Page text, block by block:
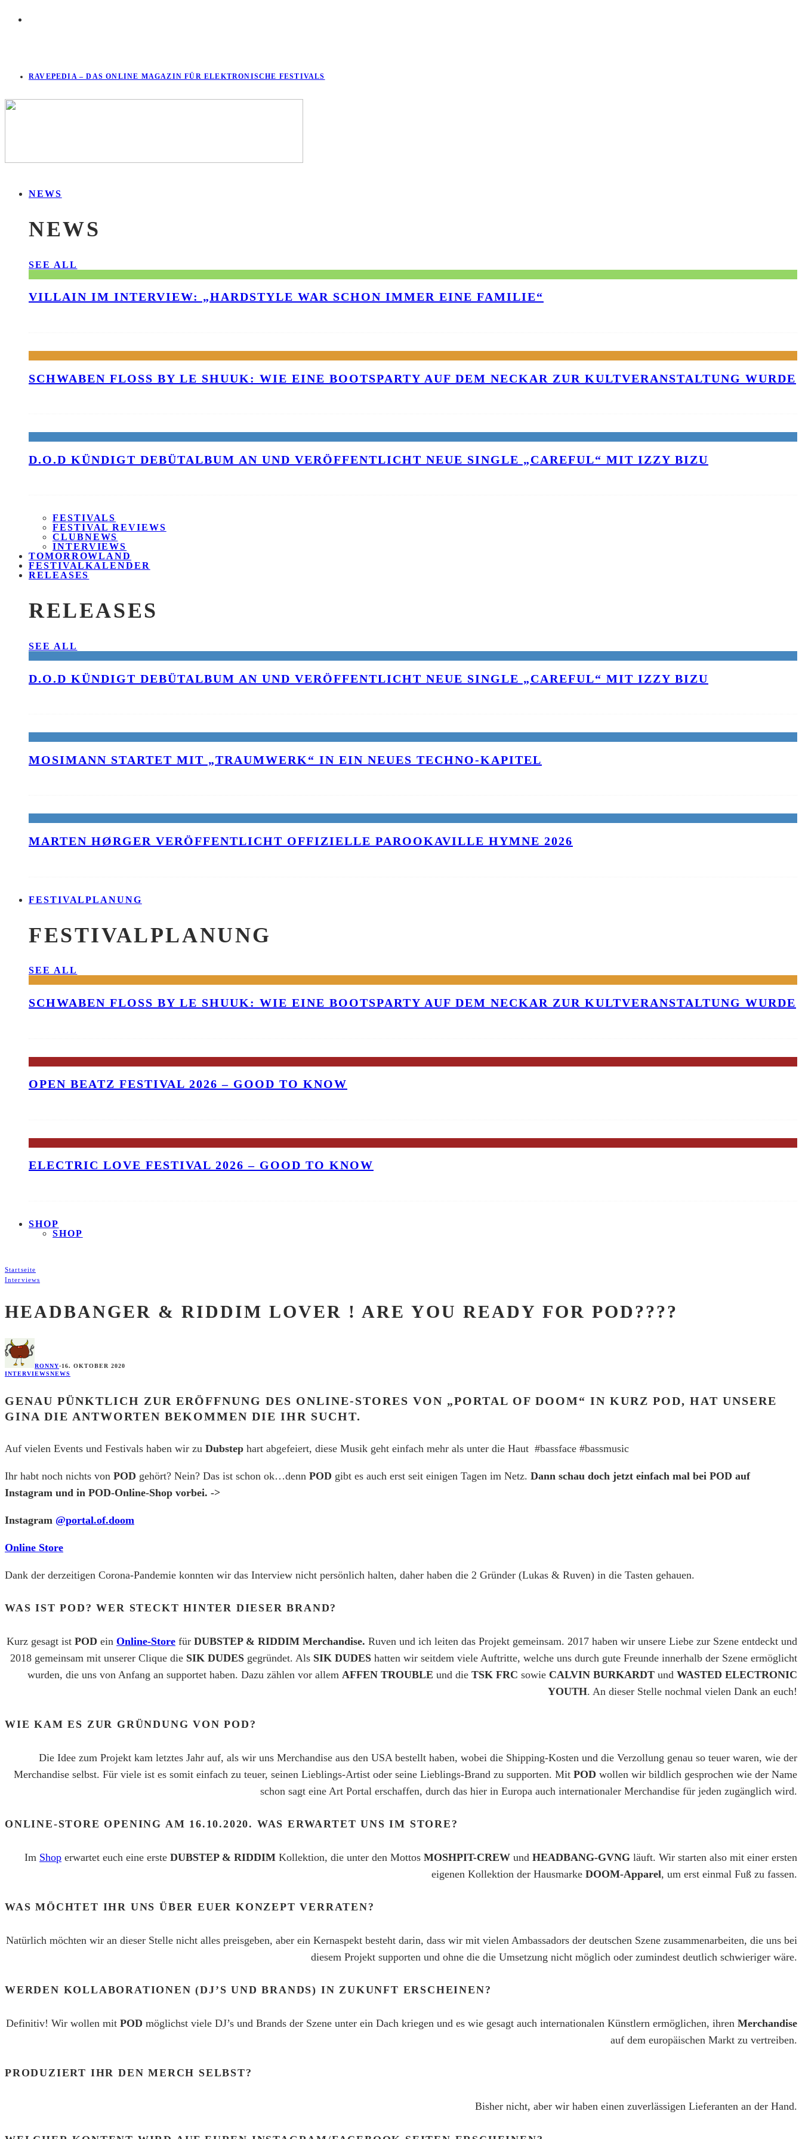
RAVEPEDIA – DAS ONLINE MAGAZIN FÜR ELEKTRONISCHE FESTIVALS
NEWS
NEWS
SEE ALL
VILLAIN IM INTERVIEW: „HARDSTYLE WAR SCHON IMMER EINE FAMILIE“
SCHWABEN FLOSS BY LE SHUUK: WIE EINE BOOTSPARTY AUF DEM NECKAR ZUR KULTVERANSTALTUNG WURDE
D.O.D KÜNDIGT DEBÜTALBUM AN UND VERÖFFENTLICHT NEUE SINGLE „CAREFUL“ MIT IZZY BIZU
FESTIVALS
FESTIVAL REVIEWS
CLUBNEWS
INTERVIEWS
TOMORROWLAND
FESTIVALKALENDER
RELEASES
RELEASES
SEE ALL
D.O.D KÜNDIGT DEBÜTALBUM AN UND VERÖFFENTLICHT NEUE SINGLE „CAREFUL“ MIT IZZY BIZU
MOSIMANN STARTET MIT „TRAUMWERK“ IN EIN NEUES TECHNO-KAPITEL
MARTEN HØRGER VERÖFFENTLICHT OFFIZIELLE PAROOKAVILLE HYMNE 2026
FESTIVALPLANUNG
FESTIVALPLANUNG
SEE ALL
SCHWABEN FLOSS BY LE SHUUK: WIE EINE BOOTSPARTY AUF DEM NECKAR ZUR KULTVERANSTALTUNG WURDE
OPEN BEATZ FESTIVAL 2026 – GOOD TO KNOW
ELECTRIC LOVE FESTIVAL 2026 – GOOD TO KNOW
SHOP
SHOP
Startseite
Interviews
HEADBANGER & RIDDIM LOVER ! ARE YOU READY FOR POD????
RONNY·16. OKTOBER 2020
INTERVIEWSNEWS
GENAU PÜNKTLICH ZUR ERÖFFNUNG DES ONLINE-STORES VON „PORTAL OF DOOM“ IN KURZ POD, HAT UNSERE
GINA DIE ANTWORTEN BEKOMMEN DIE IHR SUCHT.
Auf vielen Events und Festivals haben wir zu Dubstep hart abgefeiert, diese Musik geht einfach mehr als unter die Haut #bassface #bassmusic
Ihr habt noch nichts von POD gehört? Nein? Das ist schon ok…denn POD gibt es auch erst seit einigen Tagen im Netz. Dann schau doch jetzt einfach mal bei POD auf
Instagram und in POD-Online-Shop vorbei. ->
Instagram @portal.of.doom
Online Store
Dank der derzeitigen Corona-Pandemie konnten wir das Interview nicht persönlich halten, daher haben die 2 Gründer (Lukas & Ruven) in die Tasten gehauen.
WAS IST POD? WER STECKT HINTER DIESER BRAND?
Kurz gesagt ist POD ein Online-Store für DUBSTEP & RIDDIM Merchandise. Ruven und ich leiten das Projekt gemeinsam. 2017 haben wir unsere Liebe zur Szene entdeckt und
2018 gemeinsam mit unserer Clique die SIK DUDES gegründet. Als SIK DUDES hatten wir seitdem viele Auftritte, welche uns durch gute Freunde innerhalb der Szene ermöglicht
wurden, die uns von Anfang an supportet haben. Dazu zählen vor allem AFFEN TROUBLE und die TSK FRC sowie CALVIN BURKARDT und WASTED ELECTRONIC
YOUTH. An dieser Stelle nochmal vielen Dank an euch!
WIE KAM ES ZUR GRÜNDUNG VON POD?
Die Idee zum Projekt kam letztes Jahr auf, als wir uns Merchandise aus den USA bestellt haben, wobei die Shipping-Kosten und die Verzollung genau so teuer waren, wie der
Merchandise selbst. Für viele ist es somit einfach zu teuer, seinen Lieblings-Artist oder seine Lieblings-Brand zu supporten. Mit POD wollen wir bildlich gesprochen wie der Name
schon sagt eine Art Portal erschaffen, durch das hier in Europa auch internationaler Merchandise für jeden zugänglich wird.
ONLINE-STORE OPENING AM 16.10.2020. WAS ERWARTET UNS IM STORE?
Im Shop erwartet euch eine erste DUBSTEP & RIDDIM Kollektion, die unter den Mottos MOSHPIT-CREW und HEADBANG-GVNG läuft. Wir starten also mit einer ersten
eigenen Kollektion der Hausmarke DOOM-Apparel, um erst einmal Fuß zu fassen.
WAS MÖCHTET IHR UNS ÜBER EUER KONZEPT VERRATEN?
Natürlich möchten wir an dieser Stelle nicht alles preisgeben, aber ein Kernaspekt besteht darin, dass wir mit vielen Ambassadors der deutschen Szene zusammenarbeiten, die uns bei
diesem Projekt supporten und ohne die die Umsetzung nicht möglich oder zumindest deutlich schwieriger wäre.
WERDEN KOLLABORATIONEN (DJ’S UND BRANDS) IN ZUKUNFT ERSCHEINEN?
Definitiv! Wir wollen mit POD möglichst viele DJ’s und Brands der Szene unter ein Dach kriegen und es wie gesagt auch internationalen Künstlern ermöglichen, ihren Merchandise
auf dem europäischen Markt zu vertreiben.
PRODUZIERT IHR DEN MERCH SELBST?
Bisher nicht, aber wir haben einen zuverlässigen Lieferanten an der Hand.